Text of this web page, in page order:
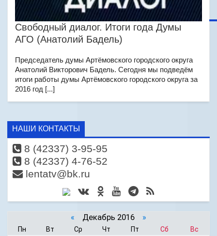
Свободный диалог. Итоги года Думы
АГО (Анатолий Бадель)
Председатель думы Артёмовского городского округа
Анатолий Викторович Бадель. Сегодня мы подведём
итоги работы думы Артёмовского городского округа за
2016 год [...]
НАШИ КОНТАКТЫ
8 (42337) 3-95-95
8 (42337) 4-76-52
lentatv@bk.ru
« Декабрь 2016 »
Пн Вт Ср Чт Пт Сб
Вс